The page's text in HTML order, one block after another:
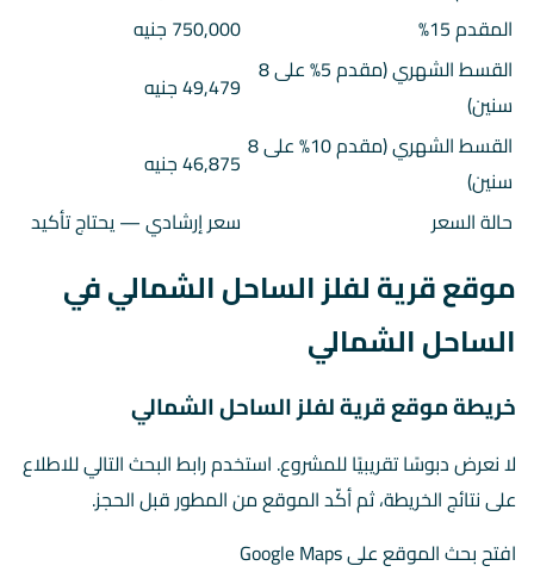
المقدم 15%
750,000 جنيه
القسط الشهري (مقدم 5% على 8
سنين)
49,479 جنيه
القسط الشهري (مقدم 10% على 8
سنين)
46,875 جنيه
حالة السعر
سعر إرشادي — يحتاج تأكيد
موقع قرية لفلز الساحل الشمالي في
الساحل الشمالي
خريطة موقع قرية لفلز الساحل الشمالي
لا نعرض دبوسًا تقريبيًا للمشروع. استخدم رابط البحث التالي للاطلاع
على نتائج الخريطة، ثم أكّد الموقع من المطور قبل الحجز.
افتح بحث الموقع على Google Maps